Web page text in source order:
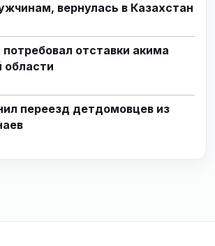
вернулась в Казахстан
отставки акима
области
переезд детдомовцев из